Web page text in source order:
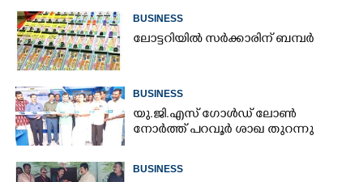
BUSINESS
ലോട്ടറിയിൽ സർക്കാരിന് ബമ്പർ
BUSINESS
യു.ജി.എസ് ഗോൾഡ് ലോൺ
നോർത്ത് പറവൂർ ശാഖ തുറന്നു
BUSINESS